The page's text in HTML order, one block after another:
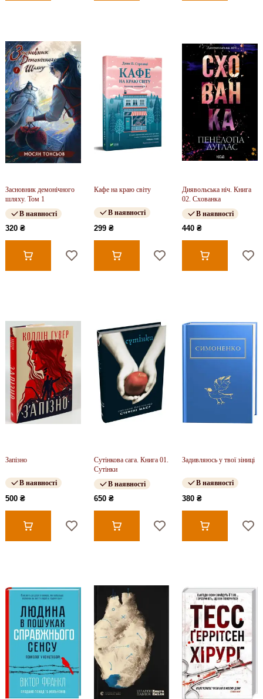
Засновник демонічного
шляху. Том 1
В наявності
320 ₴
Кафе на краю світу
В наявності
299 ₴
Диявольська ніч. Книга
02. Схованка
В наявності
440 ₴
Запізно
В наявності
500 ₴
Сутінкова сага. Книга 01.
Сутінки
В наявності
650 ₴
Задивляюсь у твої зіниці
В наявності
380 ₴